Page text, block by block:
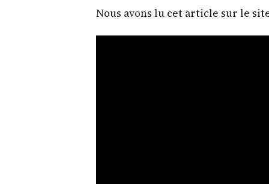
Nous avons lu cet article sur le